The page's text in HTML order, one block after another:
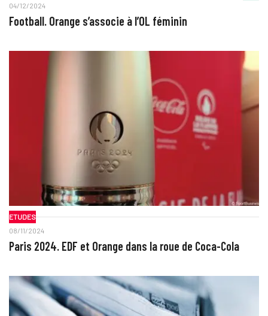
04/12/2024
Football. Orange s’associe à l’OL féminin
ETUDES
08/11/2024
Paris 2024. EDF et Orange dans la roue de Coca-Cola